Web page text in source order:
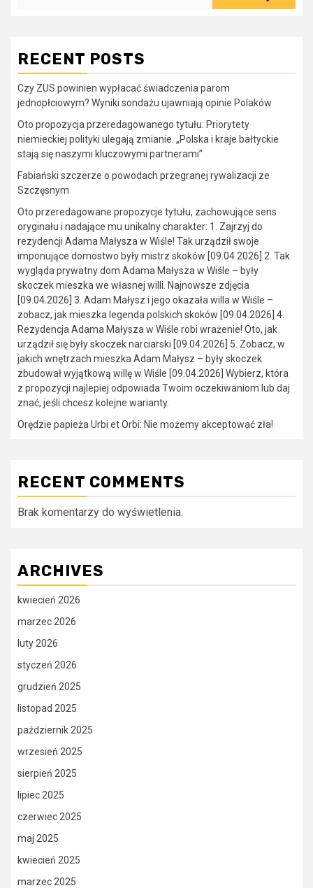
RECENT POSTS
Czy ZUS powinien wypłacać świadczenia parom
jednopłciowym? Wyniki sondażu ujawniają opinie Polaków
Oto propozycja przeredagowanego tytułu: Priorytety
niemieckiej polityki ulegają zmianie. „Polska i kraje bałtyckie
stają się naszymi kluczowymi partnerami”
Fabiański szczerze o powodach przegranej rywalizacji ze
Szczęsnym
Oto przeredagowane propozycje tytułu, zachowujące sens
oryginału i nadające mu unikalny charakter: 1. Zajrzyj do
rezydencji Adama Małysza w Wiśle! Tak urządził swoje
imponujące domostwo były mistrz skoków [09.04.2026] 2. Tak
wygląda prywatny dom Adama Małysza w Wiśle – były
skoczek mieszka we własnej willi. Najnowsze zdjęcia
[09.04.2026] 3. Adam Małysz i jego okazała willa w Wiśle –
zobacz, jak mieszka legenda polskich skoków [09.04.2026] 4.
Rezydencja Adama Małysza w Wiśle robi wrażenie! Oto, jak
urządził się były skoczek narciarski [09.04.2026] 5. Zobacz, w
jakich wnętrzach mieszka Adam Małysz – były skoczek
zbudował wyjątkową willę w Wiśle [09.04.2026] Wybierz, która
z propozycji najlepiej odpowiada Twoim oczekiwaniom lub daj
znać, jeśli chcesz kolejne warianty.
Orędzie papieża Urbi et Orbi: Nie możemy akceptować zła!
RECENT COMMENTS
Brak komentarzy do wyświetlenia.
ARCHIVES
kwiecień 2026
marzec 2026
luty 2026
styczeń 2026
grudzień 2025
listopad 2025
październik 2025
wrzesień 2025
sierpień 2025
lipiec 2025
czerwiec 2025
maj 2025
kwiecień 2025
marzec 2025